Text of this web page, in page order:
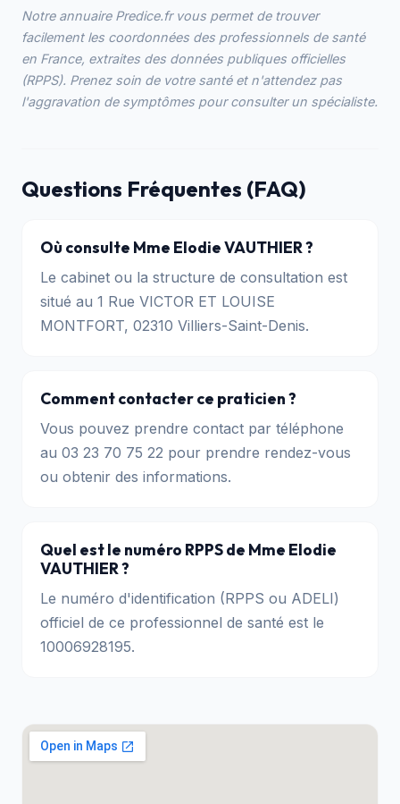
Notre annuaire Predice.fr vous permet de trouver
facilement les coordonnées des professionnels de santé
en France, extraites des données publiques officielles
(RPPS). Prenez soin de votre santé et n'attendez pas
l'aggravation de symptômes pour consulter un spécialiste.
Questions Fréquentes (FAQ)
Où consulte Mme Elodie VAUTHIER ?
Le cabinet ou la structure de consultation est
situé au 1 Rue VICTOR ET LOUISE
MONTFORT, 02310 Villiers-Saint-Denis.
Comment contacter ce praticien ?
Vous pouvez prendre contact par téléphone
au 03 23 70 75 22 pour prendre rendez-vous
ou obtenir des informations.
Quel est le numéro RPPS de Mme Elodie
VAUTHIER ?
Le numéro d'identification (RPPS ou ADELI)
officiel de ce professionnel de santé est le
10006928195.